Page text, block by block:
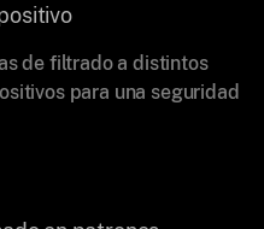
de filtrado a distintos
para una seguridad